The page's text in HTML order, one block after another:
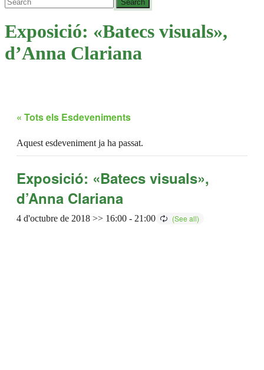
Exposició: «Batecs visuals»,
d’Anna Clariana
« Tots els Esdeveniments
Aquest esdeveniment ja ha passat.
Exposició: «Batecs visuals»,
d’Anna Clariana
4 d'octubre de 2018 >> 16:00 - 21:00